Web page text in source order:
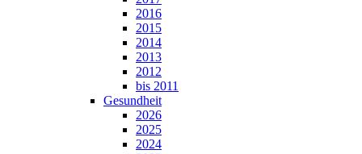
2016
2015
2014
2013
2012
bis 2011
Gesundheit
2026
2025
2024